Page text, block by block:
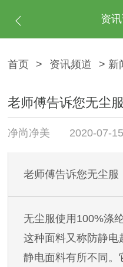
资
首页 > 资讯频道 > 新
老师傅告诉您无尘服
净尚净美 2020-07-
老师傅告诉您无尘服
无尘服使用100%涤
这种面料又称防静电
静电面料有所不同。